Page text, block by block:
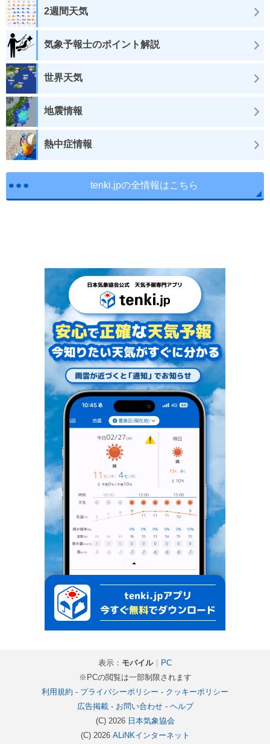
2週間天気
気象予報士のポイント解説
世界天気
地震情報
熱中症情報
tenki.jpの全情報はこちら
表示： モバイル｜
PC
※PCの閲覧は一部制限されます
利用規約 - プライバシーポリシー - クッキーポリシー
広告掲載- お問い合わせ- ヘルプ
(C) 2026 日本気象協会
(C) 2026 ALiNKインターネット